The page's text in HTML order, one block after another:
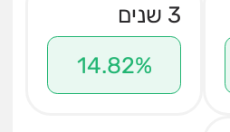
3 שנים
14.82%